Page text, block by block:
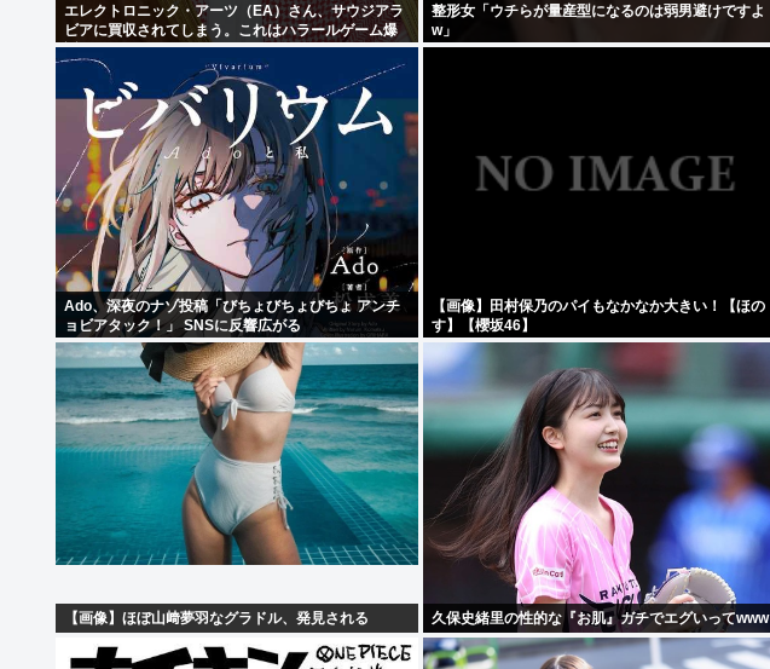
エレクトロニック・アーツ（EA）さん、サウジアラ
ビアに買収されてしまう。これはハラールゲーム爆
誕か
整形女「ウチらが量産型になるのは弱男避けですよ
w」
Ado、深夜のナゾ投稿「びちょびちょびちょ アンチ
ョビアタック！」 SNSに反響広がる
【画像】田村保乃のパイもなかなか大きい！【ほの
す】【櫻坂46】
【画像】ほぼ山﨑夢羽なグラドル、発見される 久保史緒里の性的な『お肌』ガチでエグいってwww